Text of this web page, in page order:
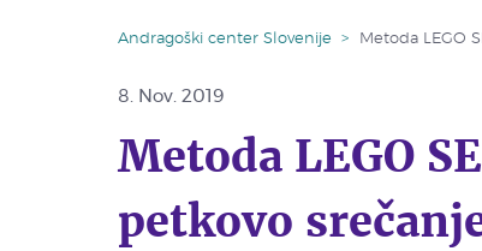
Andragoški center Slovenije > Metoda LEGO
8.Nov. 2019
Metoda LEGO
petkovo